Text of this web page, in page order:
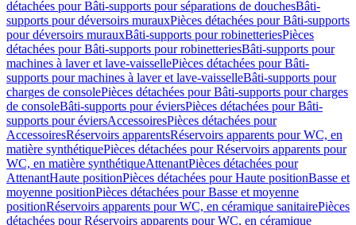
détachées pour Bâti-supports pour séparations de douchesBâti-
supports pour déversoirs murauxPièces détachées pour Bâti-supports
pour déversoirs murauxBâti-supports pour robinetteriesPièces
détachées pour Bâti-supports pour robinetteriesBâti-supports pour
machines à laver et lave-vaissellePièces détachées pour Bâti-
supports pour machines à laver et lave-vaisselleBâti-supports pour
charges de consolePièces détachées pour Bâti-supports pour charges
de consoleBâti-supports pour éviersPièces détachées pour Bâti-
supports pour éviersAccessoiresPièces détachées pour
AccessoiresRéservoirs apparentsRéservoirs apparents pour WC, en
matière synthétiquePièces détachées pour Réservoirs apparents pour
WC, en matière synthétiqueAttenantPièces détachées pour
AttenantHaute positionPièces détachées pour Haute positionBasse et
moyenne positionPièces détachées pour Basse et moyenne
positionRéservoirs apparents pour WC, en céramique sanitairePièces
détachées pour Réservoirs apparents pour WC, en céramique